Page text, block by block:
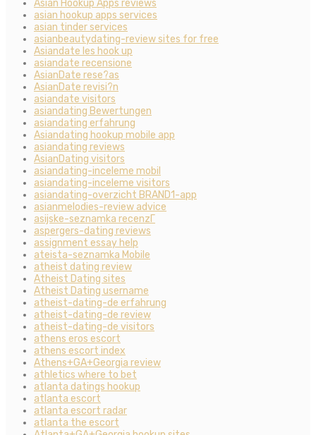
Asian Hookup Apps reviews
asian hookup apps services
asian tinder services
asianbeautydating-review sites for free
Asiandate les hook up
asiandate recensione
AsianDate rese?as
AsianDate revisi?n
asiandate visitors
asiandating Bewertungen
asiandating erfahrung
Asiandating hookup mobile app
asiandating reviews
AsianDating visitors
asiandating-inceleme mobil
asiandating-inceleme visitors
asiandating-overzicht BRAND1-app
asianmelodies-review advice
asijske-seznamka recenzГ­
aspergers-dating reviews
assignment essay help
ateista-seznamka Mobile
atheist dating review
Atheist Dating sites
Atheist Dating username
atheist-dating-de erfahrung
atheist-dating-de review
atheist-dating-de visitors
athens eros escort
athens escort index
Athens+GA+Georgia review
athletics where to bet
atlanta datings hookup
atlanta escort
atlanta escort radar
atlanta the escort